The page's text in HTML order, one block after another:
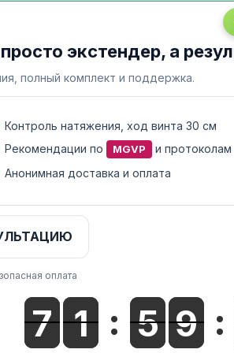
экстендер, а
полный комплект и поддержка.
Контроль натяжения, ход винта 30 см
Рекомендации по MGVP
и протоколам
Анонимная доставка и оплата
оплата